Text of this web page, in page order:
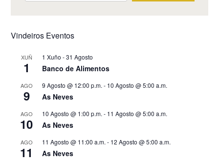
Vindeiros Eventos
XUÑ
1
1 Xuño -31 Agosto
Banco de Alimentos
AGO
9
9 Agosto @ 12:00 p.m. - 10 Agosto @ 5:00 a.m.
As Neves
AGO
10
10 Agosto @ 1:00 p.m. - 11 Agosto @ 5:00 a.m.
As Neves
AGO
11
11 Agosto @ 11:00 a.m. - 12 Agosto @ 5:00 a.m.
As Neves